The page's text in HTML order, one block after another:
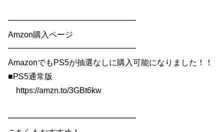
━━━━━━━━━━━━━━━━
Amzon購入ページ
━━━━━━━━━━━━━━━━
AmazonでもPS5が抽選なしに購入可能になりました！！
■PS5通常版
https://amzn.to/3GBt6kw
━━━━━━━━━━━━━━━━